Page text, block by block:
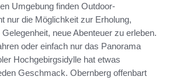
Umgebung finden Outdoor-
nur die Möglichkeit zur Erholung,
neue Abenteuer zu erleben.
oder einfach nur das Panorama
Hochgebirgsidylle hat etwas
Geschmack. Obernberg offenbart